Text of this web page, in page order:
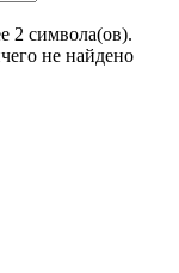
2 символа(ов).
не найдено